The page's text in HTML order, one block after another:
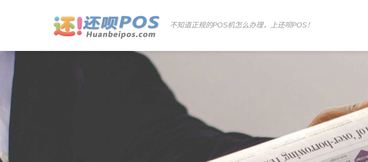
不知道正规的POS机怎么办理，上还呗POS！